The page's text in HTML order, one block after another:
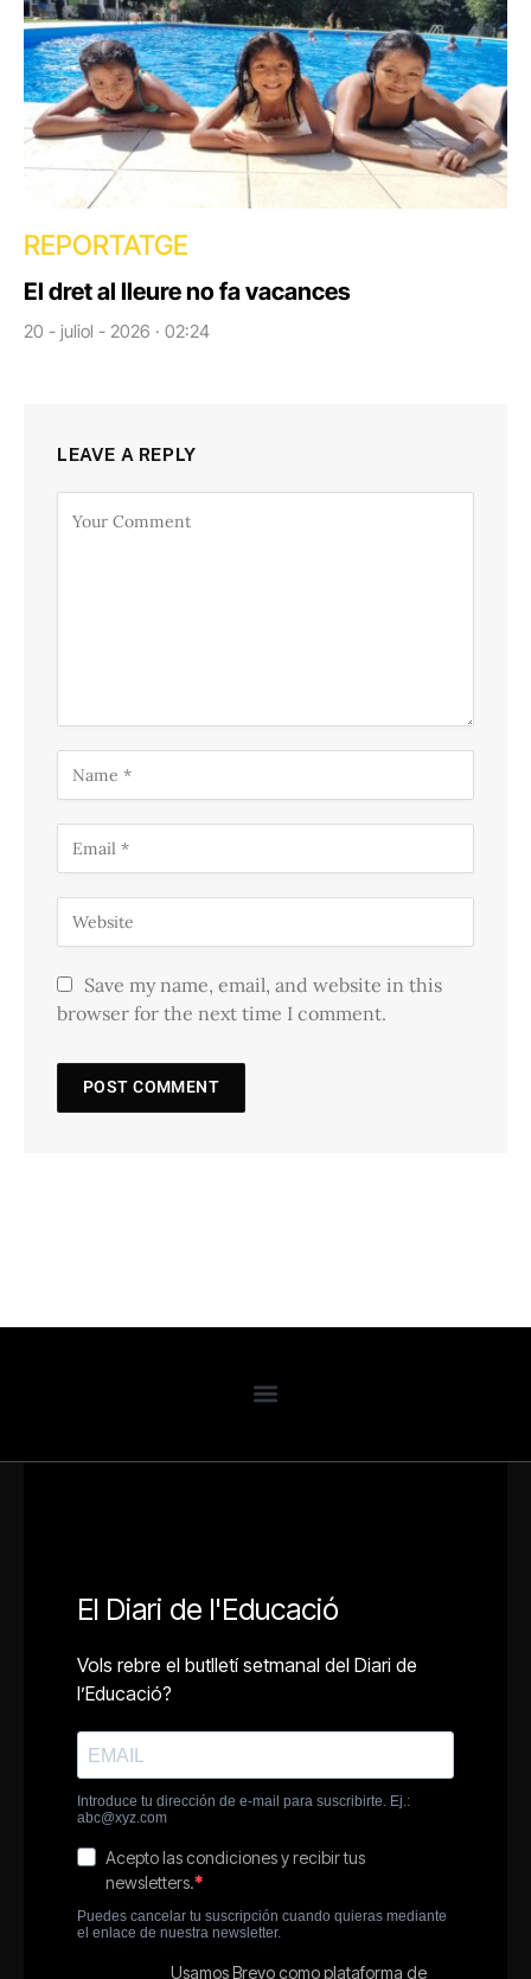
REPORTATGE
El dret al lleure no fa vacances
20 - juliol - 2026 · 02:24
LEAVE A REPLY
Save my name, email, and website in this
browser for the next time I comment.